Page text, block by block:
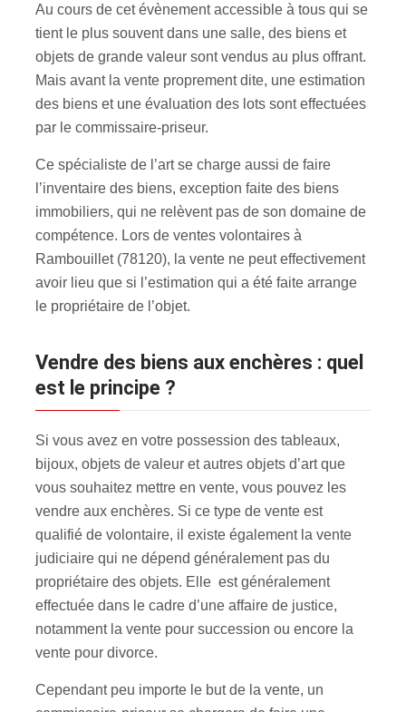
Au cours de cet évènement accessible à tous qui se
tient le plus souvent dans une salle, des biens et
objets de grande valeur sont vendus au plus offrant.
Mais avant la vente proprement dite, une estimation
des biens et une évaluation des lots sont effectuées
par le commissaire-priseur.
Ce spécialiste de l’art se charge aussi de faire
l’inventaire des biens, exception faite des biens
immobiliers, qui ne relèvent pas de son domaine de
compétence. Lors de ventes volontaires à
Rambouillet (78120), la vente ne peut effectivement
avoir lieu que si l’estimation qui a été faite arrange
le propriétaire de l’objet.
Vendre des biens aux enchères : quel
est le principe ?
Si vous avez en votre possession des tableaux,
bijoux, objets de valeur et autres objets d’art que
vous souhaitez mettre en vente, vous pouvez les
vendre aux enchères. Si ce type de vente est
qualifié de volontaire, il existe également la vente
judiciaire qui ne dépend généralement pas du
propriétaire des objets. Elle est généralement
effectuée dans le cadre d’une affaire de justice,
notamment la vente pour succession ou encore la
vente pour divorce.
Cependant peu importe le but de la vente, un